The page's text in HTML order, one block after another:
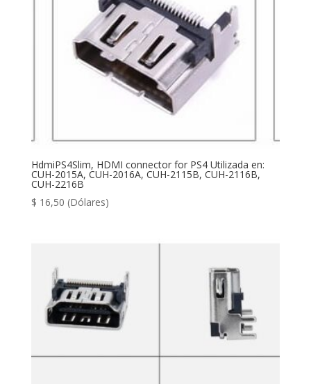
HdmiPS4Slim, HDMI connector for PS4 Utilizada en:
CUH-2015A, CUH-2016A, CUH-2115B, CUH-2116B,
CUH-2216B
$ 16,50 (Dólares)